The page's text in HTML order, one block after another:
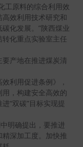
工原料的综合利用效
效利用技术研究和
化发展。”陕西煤业
化重点实验室主任
产地在推进煤炭清
利用促进条例》，
，构建安全高效的
“双碳”目标实现提
明确提出，要推进
深加工度。加快推